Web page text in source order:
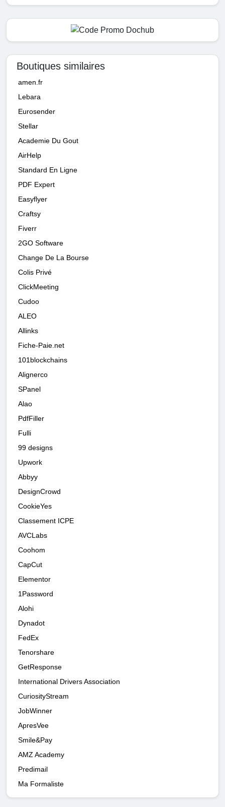
Boutiques similaires
amen.fr
Lebara
Eurosender
Stellar
Academie Du Gout
AirHelp
Standard En Ligne
PDF Expert
Easyflyer
Craftsy
Fiverr
2GO Software
Change De La Bourse
Colis Privé
ClickMeeting
Cudoo
ALEO
Allinks
Fiche-Paie.net
101blockchains
Alignerco
SPanel
Alao
PdfFiller
Fulli
99 designs
Upwork
Abbyy
DesignCrowd
CookieYes
Classement ICPE
AVCLabs
Coohom
CapCut
Elementor
1Password
Alohi
Dynadot
FedEx
Tenorshare
GetResponse
International Drivers Association
CuriosityStream
JobWinner
ApresVee
Smile&Pay
AMZ Academy
Predimail
Ma Formaliste